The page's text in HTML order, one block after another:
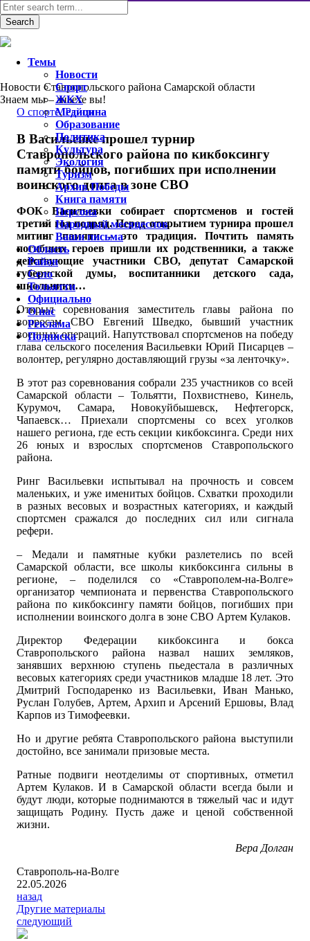
Новости Ставропольского района Самарской области
Знаем мы – знаете вы!
O спорте,Район
В Васильевке прошел турнир
Ставропольского района по кикбоксингу
памяти бойцов, погибших при исполнении
воинского долга в зоне СВО
ФОК Васильевки собирает спортсменов и гостей
третий год подряд. Перед открытием турнира прошел
митинг памяти – это традиция. Почтить память
погибших героев пришли их родственники, а также
действующие участники СВО, депутат Самарской
губернской думы, воспитанники детского сада,
школьники…
Открыл соревнования заместитель главы района по
вопросам СВО Евгений Шведко, бывший участник
военных операций. Напутствовал спортсменов на победу
глава сельского поселения Васильевки Юрий Писарцев –
волонтер, регулярно доставляющий грузы «за ленточку».
В этот раз соревнования собрали 235 участников со всей
Самарской области – Тольятти, Похвистнево, Кинель,
Курумоч, Самара, Новокуйбышевск, Нефтегорск,
Чапаевск… Приехали спортсмены со всех уголков
нашего региона, где есть секции кикбоксинга. Среди них
26 юных и взрослых спортсменов Ставропольского
района.
Ринг Васильевки испытывал на прочность и совсем
маленьких, и уже именитых бойцов. Схватки проходили
в разных весовых и возрастных категориях, и каждый
спортсмен сражался до последних сил или сигнала
рефери.
– Медали и памятные кубки разлетелись по всей
Самарской области, все школы кикбоксинга сильны в
регионе, – поделился со «Ставрополем-на-Волге»
организатор чемпионата и первенства Ставропольского
района по кикбоксингу памяти бойцов, погибших при
исполнении воинского долга в зоне СВО Артем Кулаков.
Директор Федерации кикбоксинга и бокса
Ставропольского района назвал наших земляков,
занявших верхнюю ступень пьедестала в различных
весовых категориях среди участников младше 18 лет. Это
Дмитрий Господаренко из Васильевки, Иван Манько,
Руслан Голубев, Артем, Архип и Арсений Ершовы, Влад
Карпов из Тимофеевки.
Но и другие ребята Ставропольского района выступили
достойно, все занимали призовые места.
Ратные подвиги неотделимы от спортивных, отметил
Артем Кулаков. И в Самарской области всегда были и
будут люди, которые поднимаются в тяжелый час и идут
защищать Родину. Пусть даже и ценой собственной
жизни.
Вера Долган
Ставрополь-на-Волге
22.05.2026
назад
Другие материалы
следующий
Темы
Новости
Спорт
ЖКХ
Медицина
Образование
Политика
Культура
Экология
Туризм
Архив Победы
Книга памяти
Персона
Народный месяцеслов
Ваши письма
Область
Район
Село
Тольятти
Официально
О нас
Реклама
Подписка